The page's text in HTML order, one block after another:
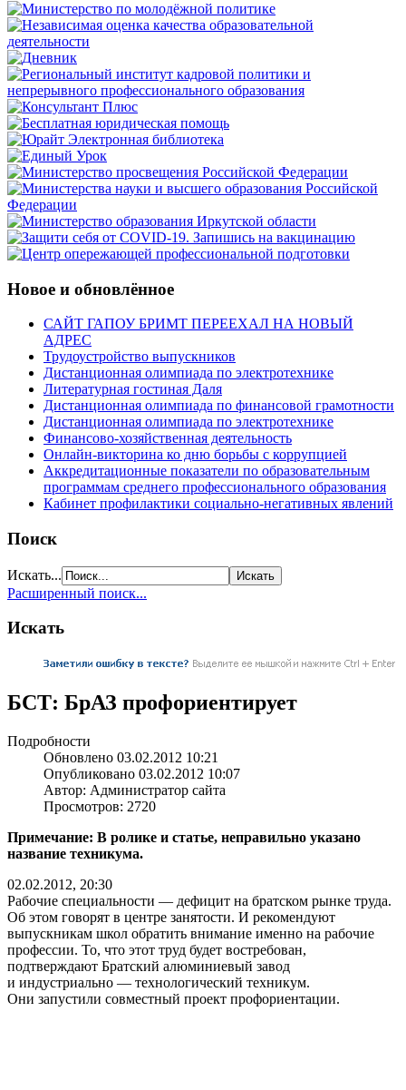
Новое и обновлённое
САЙТ ГАПОУ БРИМТ ПЕРЕЕХАЛ НА НОВЫЙ
АДРЕС
Трудоустройство выпускников
Дистанционная олимпиада по электротехнике
Литературная гостиная Даля
Дистанционная олимпиада по финансовой грамотности
Дистанционная олимпиада по электротехнике
Финансово-хозяйственная деятельность
Онлайн-викторина ко дню борьбы с коррупцией
Аккредитационные показатели по образовательным
программам среднего профессионального образования
Кабинет профилактики социально-негативных явлений
Поиск
Искать...
Расширенный поиск...
Искать
БСТ: БрАЗ профориентирует
Подробности
Обновлено 03.02.2012 10:21
Опубликовано 03.02.2012 10:07
Автор: Администратор сайта
Просмотров: 2720
Примечание: В ролике и статье, неправильно указано
название техникума.
02.02.2012, 20:30
Рабочие специальности — дефицит на братском рынке труда.
Об этом говорят в центре занятости. И рекомендуют
выпускникам школ обратить внимание именно на рабочие
профессии. То, что этот труд будет востребован,
подтверждают Братский алюминиевый завод
и индустриально — технологический техникум.
Они запустили совместный проект профориентации.